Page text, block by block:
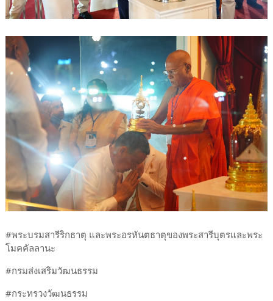
#​พระบรมสารีริกธาตุ และพระอรหันตธาตุของพระสารีบุตรและพระ
โมคคัลลานะ
#​กรมส่งเสริม​วัฒนธรรม​
#​กระทรวง​วัฒนธรรม​